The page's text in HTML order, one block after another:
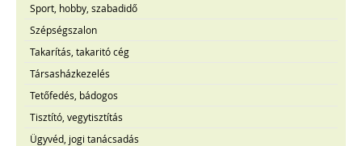
Sport, hobby, szabadidő
Szépségszalon
Takarítás, takaritó cég
Társasházkezelés
Tetőfedés, bádogos
Tisztító, vegytisztítás
Ügyvéd, jogi tanácsadás